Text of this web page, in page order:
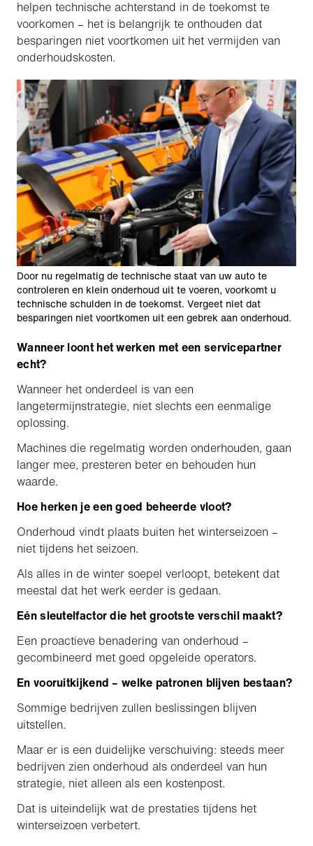
helpen technische achterstand in de toekomst te
voorkomen – het is belangrijk te onthouden dat
besparingen niet voortkomen uit het vermijden van
onderhoudskosten.
Door nu regelmatig de technische staat van uw auto te
controleren en klein onderhoud uit te voeren, voorkomt u
technische schulden in de toekomst. Vergeet niet dat
besparingen niet voortkomen uit een gebrek aan onderhoud.
Wanneer loont het werken met een servicepartner
echt?
Wanneer het onderdeel is van een
langetermijnstrategie, niet slechts een eenmalige
oplossing.
Machines die regelmatig worden onderhouden, gaan
langer mee, presteren beter en behouden hun
waarde.
Hoe herken je een goed beheerde vloot?
Onderhoud vindt plaats buiten het winterseizoen –
niet tijdens het seizoen.
Als alles in de winter soepel verloopt, betekent dat
meestal dat het werk eerder is gedaan.
Eén sleutelfactor die het grootste verschil maakt?
Een proactieve benadering van onderhoud –
gecombineerd met goed opgeleide operators.
En vooruitkijkend – welke patronen blijven bestaan?
Sommige bedrijven zullen beslissingen blijven
uitstellen.
Maar er is een duidelijke verschuiving: steeds meer
bedrijven zien onderhoud als onderdeel van hun
strategie, niet alleen als een kostenpost.
Dat is uiteindelijk wat de prestaties tijdens het
winterseizoen verbetert.